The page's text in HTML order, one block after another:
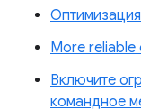
More
Включите
командное